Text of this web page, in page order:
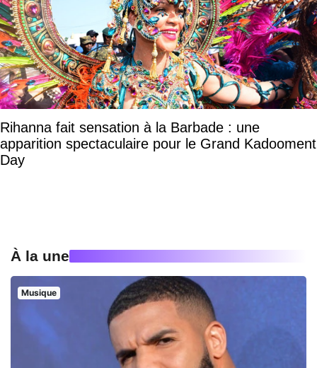
Rihanna fait sensation à la Barbade : une
apparition spectaculaire pour le Grand Kadooment
Day
À la une
Musique